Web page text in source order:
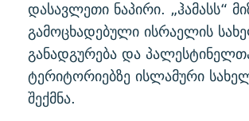
დასავლეთი ნაპირი. „ჰამასს“
გამოცხადებული ისრაელის
განადგურება და
ტერიტორიებზე ისლამური
შექმნა.